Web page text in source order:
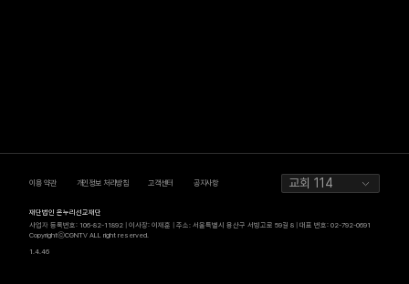
이용 약관 개인정보 처리방침 고객센터 공지사항 교회 114
재단법인 온누리선교재단
사업자 등록번호: 106-82-11892 | 이사장: 이재훈 | 주소: 서울특별시 용산구 서빙고로 59길 8 | 대표 번호: 02-792-0691
CopyrightⓒCGNTV ALL right reserved.
1.4.46